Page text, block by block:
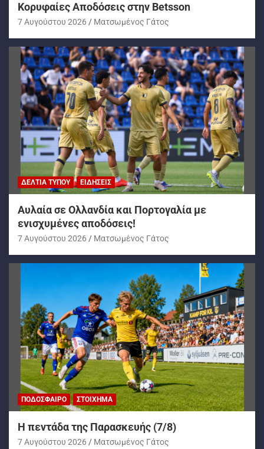
Κορυφαίες Αποδόσεις στην Betsson
7 Αυγούστου 2026 Ματσωμένος Γάτος
ΔΕΛΤΊΑ ΤΎΠΟΥ ΕΙΔΉΣΕΙΣ
Αυλαία σε Ολλανδία και Πορτογαλία με
ενισχυμένες αποδόσεις!
7 Αυγούστου 2026 Ματσωμένος Γάτος
ΠΟΔΌΣΦΑΙΡΟ ΣΤΟΊΧΗΜΑ
H πεντάδα της Παρασκευής (7/8)
7 Αυγούστου 2026 Ματσωμένος Γάτος